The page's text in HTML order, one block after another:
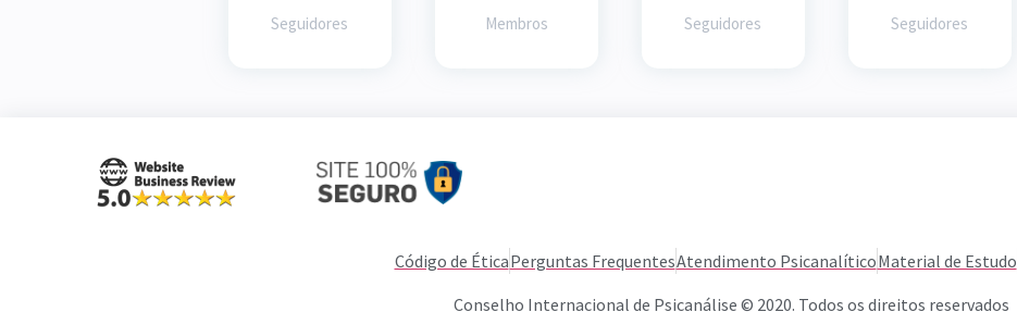
Seguidores Membros Seguidores Seguidores
Código de ÉticaPerguntas FrequentesAtendimento PsicanalíticoMaterial de Estudo
Conselho Internacional de Psicanálise © 2020. Todos os direitos reservados